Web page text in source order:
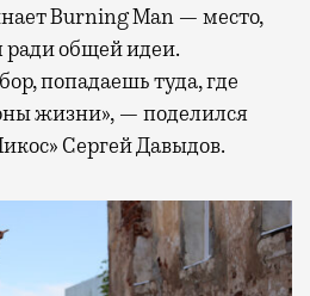
Burning Man — место,
ради общей идеи.
попадаешь туда, где
жизни», — поделился
Сергей Давыдов.